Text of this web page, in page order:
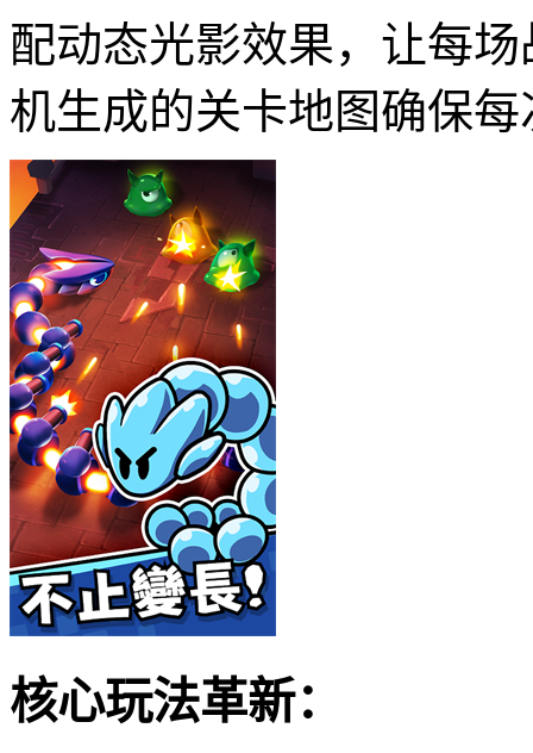
配动态光影效果，让每
机生成的关卡地图确保
核心玩法革新：